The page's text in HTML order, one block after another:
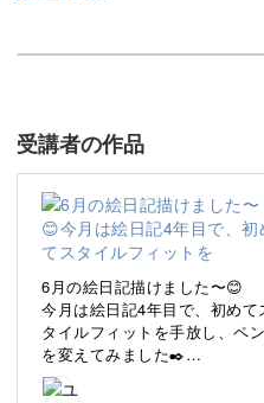
ました。
様々な感情を表す豊かな表
を学びましたね♪
今回の講座からはイベンド
受講者の作品
6月の絵日記描けました〜😊
今月は絵日記4年目で、初めて
タイルフィットを手放し、ペン
を変えてみました✒️
スタイルフィットのインクの出